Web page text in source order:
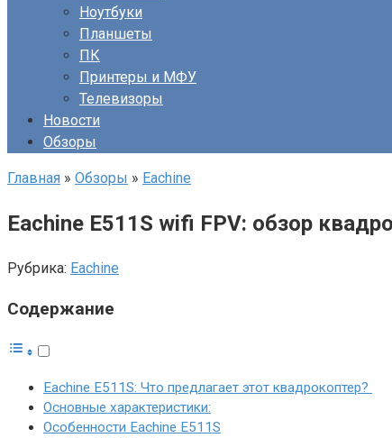
Ноутбуки
Планшеты
ПК
Принтеры и МФУ
Телевизоры
Новости
Обзоры
Главная » Обзоры » Eachine
Eachine E511S wifi FPV: обзор
Рубрика: Eachine
Содержание
Eachine E511S: Что предлагает этот квадрокоптер?
Основные характеристики:
Особенности Eachine E511S